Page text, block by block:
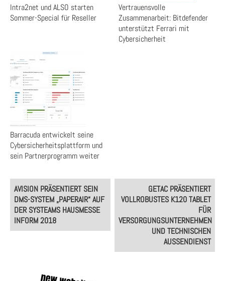
Intra2net und ALSO starten
Sommer-Special für Reseller
Vertrauensvolle
Zusammenarbeit: Bitdefender
unterstützt Ferrari mit
Cybersicherheit
Barracuda entwickelt seine
Cybersicherheitsplattform und
sein Partnerprogramm weiter
Post
navigation
AVISION PRÄSENTIERT SEIN
DMS-SYSTEM „PAPERAIR“ AUF
DER SYSTEAMS HAUSMESSE
INFORM 2018
GETAC PRÄSENTIERT
VOLLROBUSTES K120 TABLET
FÜR
VERSORGUNGSUNTERNEHMEN
UND TECHNISCHEN
AUSSENDIENST